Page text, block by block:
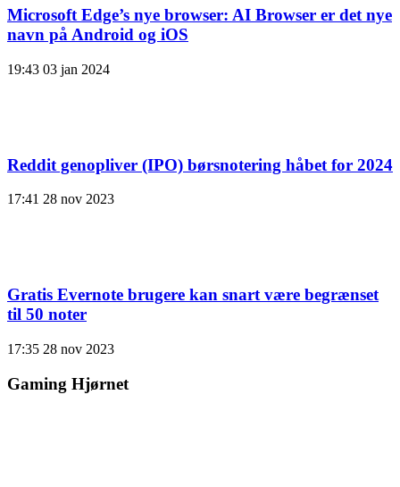
Microsoft Edge’s nye browser: AI Browser er det nye
navn på Android og iOS
19:43 03 jan 2024
Reddit genopliver (IPO) børsnotering håbet for 2024
17:41 28 nov 2023
Gratis Evernote brugere kan snart være begrænset
til 50 noter
17:35 28 nov 2023
Gaming Hjørnet